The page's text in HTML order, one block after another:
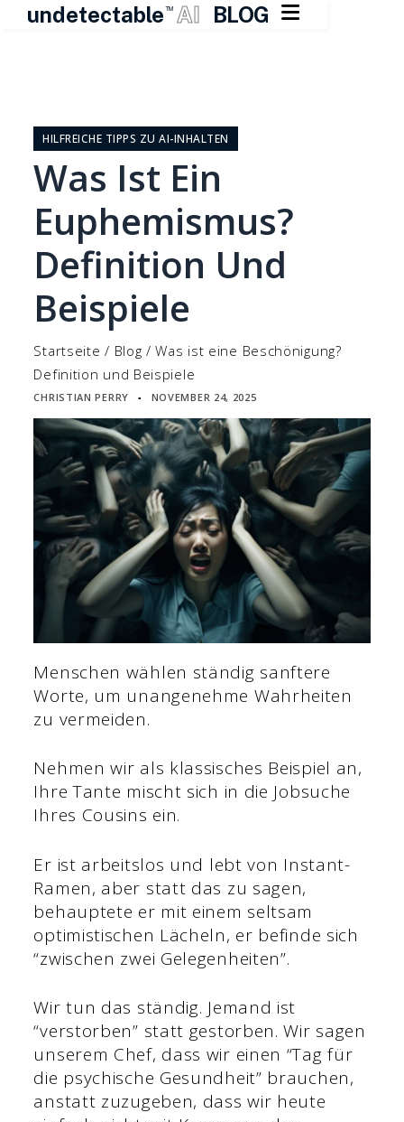
undetectable TM AI BLOG 
springenHILFREICHE TIPPS ZU AI-INHALTEN
Was Ist Ein
Euphemismus?
Definition Und
Beispiele
Startseite / Blog /Was ist eine Beschönigung?
Definition und Beispiele
CHRISTIAN PERRY ▪ NOVEMBER 24, 2025
Menschen wählen ständig sanftere
Worte, um unangenehme Wahrheiten
zu vermeiden.
Nehmen wir als klassisches Beispiel an,
Ihre Tante mischt sich in die Jobsuche
Ihres Cousins ein.
Er ist arbeitslos und lebt von Instant-
Ramen, aber statt das zu sagen,
behauptete er mit einem seltsam
optimistischen Lächeln, er befinde sich
“zwischen zwei Gelegenheiten”.
Wir tun das ständig. Jemand ist
“verstorben” statt gestorben. Wir sagen
unserem Chef, dass wir einen “Tag für
die psychische Gesundheit” brauchen,
anstatt zuzugeben, dass wir heute